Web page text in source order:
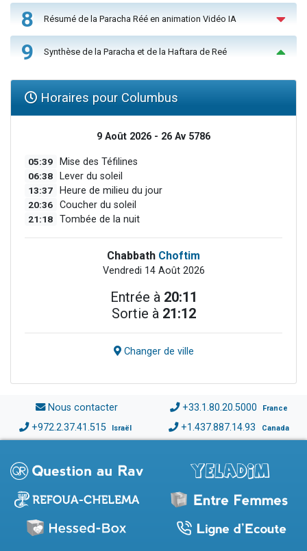
8 Résumé de la Paracha Réé en animation Vidéo IA
9 Synthèse de la Paracha et de la Haftara de Reé
Horaires pour Columbus
9 Août 2026 - 26 Av 5786
05:39 Mise des Téfilines
06:38 Lever du soleil
13:37 Heure de milieu du jour
20:36 Coucher du soleil
21:18 Tombée de la nuit
Chabbath Choftim
Vendredi 14 Août 2026
Entrée à 20:11
Sortie à 21:12
Changer de ville
Nous contacter +33.1.80.20.5000 France
+972.2.37.41.515 Israël +1.437.887.14.93 Canada